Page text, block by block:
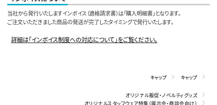
当社から発行いたしますインボイス（適格請求書）は「購入明細書」となります。
ご注文いただきました商品の発送が完了したタイミングで発行いたします。
詳細は「インボイス制度への対応について」をご覧ください。
キャップ キャップ
オリジナル販促・ノベルティグッズ
オリジナルスタッフウェア特集（展示会・商談会向け）